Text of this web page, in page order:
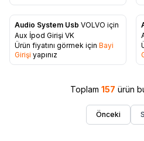
Favorilere Ekle
Audio System Usb VOLVO için
Aux İpod Girişi VK
Ürün fiyatını görmek için Bayi
Girişi yapınız
Toplam 157 ürün
Önceki